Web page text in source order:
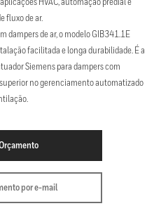
HVAC, automação predial e
fluxo de ar.
dampers de ar, o modelo GIB341.1E
facilitada e longa durabilidade. É a
Siemens para dampers com
no gerenciamento automatizado
por e-mail